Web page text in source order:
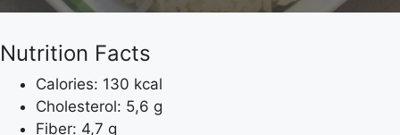
Nutrition Facts
Calories: 130 kcal
Cholesterol: 5,6 g
Fiber: 4,7 g